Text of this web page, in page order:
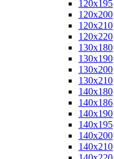
120x195
120x200
120x210
120x220
130x180
130x190
130x200
130x210
140x180
140x186
140x190
140x195
140x200
140x210